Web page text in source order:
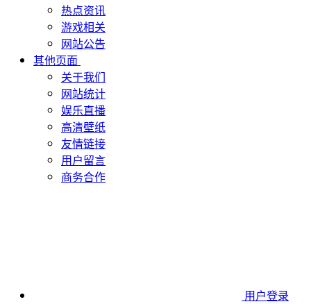
热点资讯
游戏相关
网站公告
其他页面
关于我们
网站统计
娱乐直播
高清壁纸
友情链接
用户留言
商务合作
用户登录